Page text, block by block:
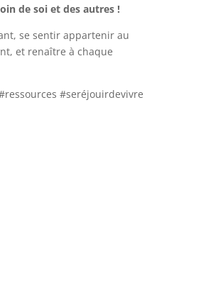
de soi et des autres !
se sentir appartenir au
et renaître à chaque
#seréjouirdevivre